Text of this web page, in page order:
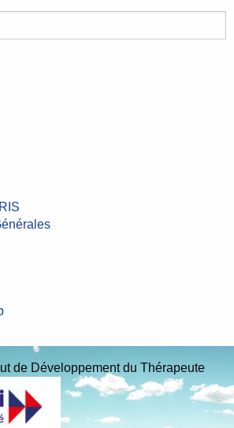
de Développement du Thérapeute